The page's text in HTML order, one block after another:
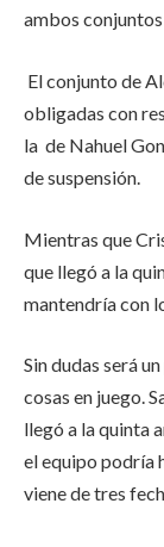
ambos
El conjunto de
obligadas con
la de Nahuel
de suspensión.
Mientras que
que llegó a la
mantendría con
Sin dudas será
cosas en juego.
llegó a la quinta
el equipo podría
viene de tres